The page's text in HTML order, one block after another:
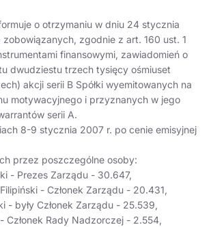
o otrzymaniu w dniu 24 stycznia
zobowiązanych, zgodnie z art. 160 ust. 1
finansowymi, zawiadomień o
dwudziestu trzech tysięcy ośmiuset
akcji serii B Spółki wyemitowanych na
motywacyjnego i przyznanych w jego
serii A.
8-9 stycznia 2007 r. po cenie emisyjnej
przez poszczególne osoby:
- Prezes Zarządu - 30.647,
- Członek Zarządu - 20.431,
- były Członek Zarządu - 25.539,
Członek Rady Nadzorczej - 2.554,